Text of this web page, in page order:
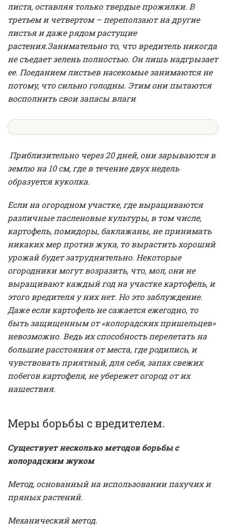
листа, оставляя только твердые прожилки. В
третьем и четвертом – переползают на другие
листья и даже рядом растущие
растения.Занимательно то, что вредитель никогда
не съедает зелень полностью. Он лишь надгрызает
ее. Поеданием листьев насекомые занимаются не
потому, что сильно голодны. Этим они пытаются
восполнить свои запасы влаги
Приблизительно через 20 дней, они зарываются в
землю на 10 см, где в течение двух недель
образуется куколка.
Если на огородном участке, где выращиваются
различные пасленовые культуры, в том числе,
картофель, помидоры, баклажаны, не принимать
никаких мер против жука, то вырастить хороший
урожай будет затруднительно. Некоторые
огородники могут возразить, что, мол, они не
выращивают каждый год на участке картофель, и
этого вредителя у них нет. Но это заблуждение.
Даже если картофель не сажается ежегодно, то
быть защищенным от «колорадских пришельцев»
невозможно. Ведь их способность перелетать на
большие расстояния от места, где родились, и
чувствовать приятный, для себя, запах свежих
побегов картофеля, не убережет огород от их
нашествия.
Меры борьбы с вредителем.
Существует несколько методов борьбы с
колорадским жуком
Метод, основанный на использовании пахучих и
пряных растений.
Механический метод.